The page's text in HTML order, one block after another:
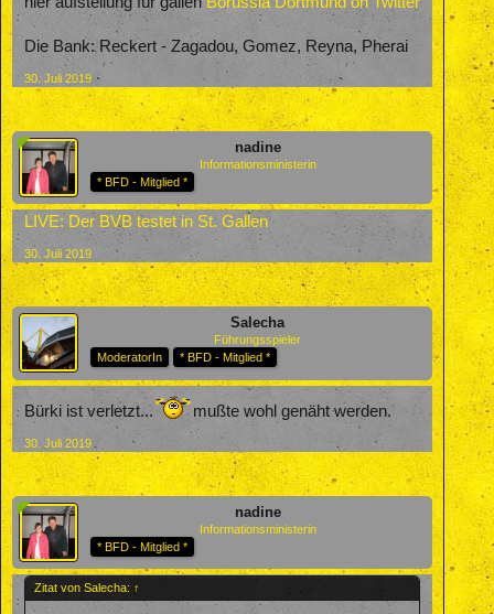
Die Bank: Reckert - Zagadou, Gomez, Reyna, Pherai
30. Juli 2019
nadine
Informationsministerin
* BFD - Mitglied *
LIVE: Der BVB testet in St. Gallen
30. Juli 2019
Salecha
Führungsspieler
ModeratorIn
* BFD - Mitglied *
Bürki ist verletzt... mußte wohl genäht werden.
30. Juli 2019
nadine
Informationsministerin
* BFD - Mitglied *
Zitat von Salecha: ↑